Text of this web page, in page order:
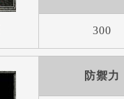
300
防禦力